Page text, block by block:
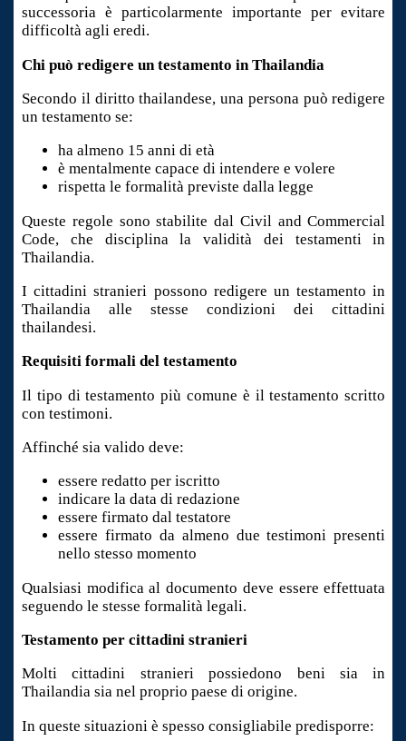
successoria è particolarmente importante per evitare
difficoltà agli eredi.
Chi può redigere un testamento in Thailandia
Secondo il diritto thailandese, una persona può redigere
un testamento se:
ha almeno 15 anni di età
è mentalmente capace di intendere e volere
rispetta le formalità previste dalla legge
Queste regole sono stabilite dal Civil and Commercial
Code, che disciplina la validità dei testamenti in
Thailandia.
I cittadini stranieri possono redigere un testamento in
Thailandia alle stesse condizioni dei cittadini
thailandesi.
Requisiti formali del testamento
Il tipo di testamento più comune è il testamento scritto
con testimoni.
Affinché sia valido deve:
essere redatto per iscritto
indicare la data di redazione
essere firmato dal testatore
essere firmato da almeno due testimoni presenti
nello stesso momento
Qualsiasi modifica al documento deve essere effettuata
seguendo le stesse formalità legali.
Testamento per cittadini stranieri
Molti cittadini stranieri possiedono beni sia in
Thailandia sia nel proprio paese di origine.
In queste situazioni è spesso consigliabile predisporre: